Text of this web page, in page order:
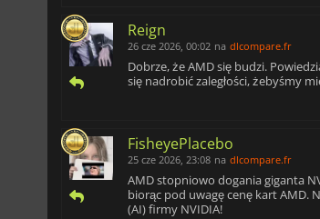
Reign
26 cze 2026, 00:02 na dlcompare.fr
Dobrze, że AMD się budzi.
się nadrobić zaległości, żebyśmy
FisheyePlacebo
25 cze 2026, 23:08 na dlcompare.fr
AMD stopniowo dogania giganta
biorąc pod uwagę cenę kart AMD.
(AI) firmy NVIDIA!